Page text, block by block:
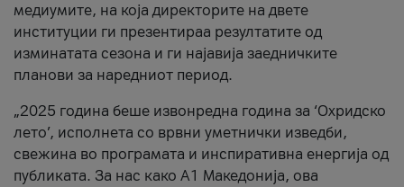
медиумите, на која директорите на двете
институции ги презентираа резултатите од
изминатата сезона и ги најавија заедничките
планови за наредниот период.
„2025 година беше извонредна година за ‘Охридско
лето’, исполнета со врвни уметнички изведби,
свежина во програмата и инспиративна енергија од
публиката. За нас како A1 Македонија, ова